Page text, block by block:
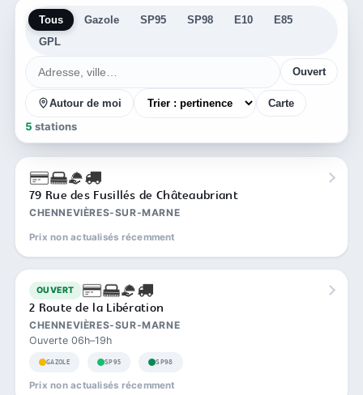
Tous Gazole SP95 SP98 E10
E85
GPL
Ouvert
Autour de moi Carte
5 stations
79 Rue des Fusillés de Châteaubriant
CHENNEVIÈRES-SUR-MARNE
Prix non actualisés récemment
OUVERT
2 Route de la Libération
CHENNEVIÈRES-SUR-MARNE
Ouverte 06h–19h
GAZOLE SP95 SP98
Prix non actualisés récemment